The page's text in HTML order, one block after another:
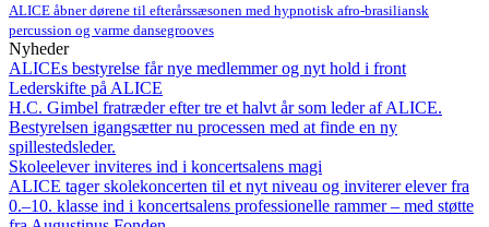
ALICE åbner dørene til efterårssæsonen med hypnotisk afro-brasiliansk
percussion og varme dansegrooves
Nyheder
ALICEs bestyrelse får nye medlemmer og nyt hold i front
Lederskifte på ALICE
H.C. Gimbel fratræder efter tre et halvt år som leder af ALICE.
Bestyrelsen igangsætter nu processen med at finde en ny
spillestedsleder.
Skoleelever inviteres ind i koncertsalens magi
ALICE tager skolekoncerten til et nyt niveau og inviterer elever fra
0.–10. klasse ind i koncertsalens professionelle rammer – med støtte